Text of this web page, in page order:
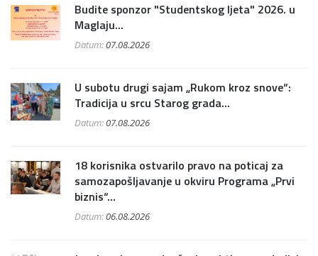
Budite sponzor "Studentskog ljeta" 2026. u
Maglaju...
Datum:07.08.2026
U subotu drugi sajam „Rukom kroz snove“:
Tradicija u srcu Starog grada...
Datum:07.08.2026
18 korisnika ostvarilo pravo na poticaj za
samozapošljavanje u okviru Programa „Prvi
biznis“...
Datum:06.08.2026